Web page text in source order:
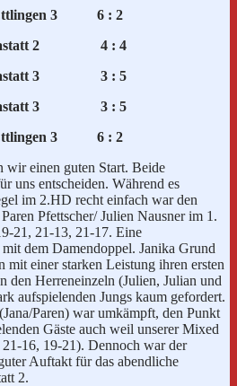
Ettlingen 3 6 : 2
Rastatt 2 4 : 4
Rastatt 3 3 : 5
Rastatt 3 3 : 5
Ettlingen 3 6 : 2
wir einen guten Start. Beide
uns entscheiden. Während es
im 2.HD recht einfach war den
Pfettscher/ Julien Nausner im 1.
21, 21-13, 21-17. Eine
dem Damendoppel. Janika Grund
mit einer starken Leistung ihren ersten
den Herreneinzeln (Julien, Julian und
aufspielenden Jungs kaum gefordert.
Paren) war umkämpft, den Punkt
Gäste auch weil unserer Mixed
16, 19-21). Dennoch war der
Auftakt für das abendliche
2.